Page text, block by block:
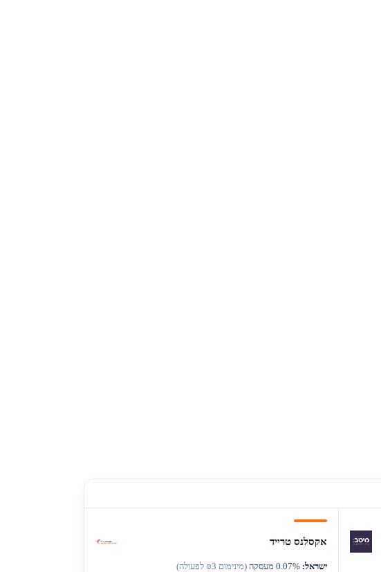
אקסלנס טרייד
ישראל: 0.07% מעסקה (מינימום ₪3 לפעולה)